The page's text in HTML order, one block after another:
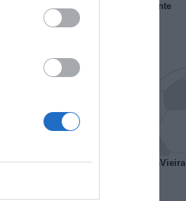
Francia, il Marsiglia senza presidente
A gennaio ipotesi scambio Davids-Vieira